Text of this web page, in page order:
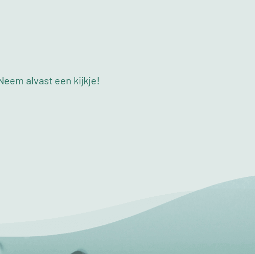
alvast een kijkje!